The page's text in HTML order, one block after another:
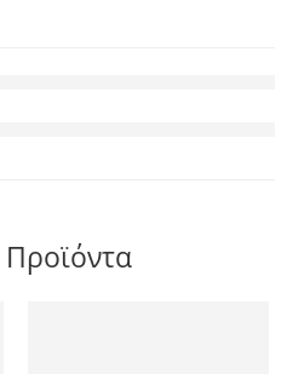
Προϊόντα